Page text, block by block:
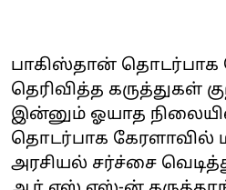
பாகிஸ்தான்
தெரிவித்த கருத்துகள்
இன்னும் ஓயாத
தொடர்பாக கேரளாவில்
அரசியல் சர்ச்சை